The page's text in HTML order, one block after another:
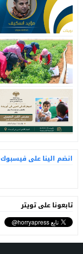
انضم الينا على فيسبوك
تابعونا على تويتر